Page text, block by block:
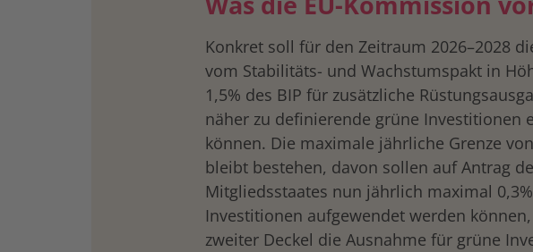
Konkret soll für den Zeitraum 2026–2028
vom Stabilitäts- und Wachstumspakt in
1,5% des BIP für zusätzliche
näher zu definierende grüne Investitionen
können. Die maximale jährliche Grenze
bleibt bestehen, davon sollen auf Antrag
Mitgliedsstaates nun jährlich maximal
Investitionen aufgewendet werden
zweiter Deckel die Ausnahme für grüne